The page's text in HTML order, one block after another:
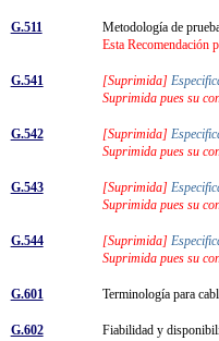
G.511
Metodología de
Esta Recomendación
G.541 [Suprimida]
Suprimida pues su
G.542 [Suprimida]
Suprimida pues su
G.543 [Suprimida]
Suprimida pues su
G.544 [Suprimida]
Suprimida pues su
G.601 Terminología para
G.602 Fiabilidad y